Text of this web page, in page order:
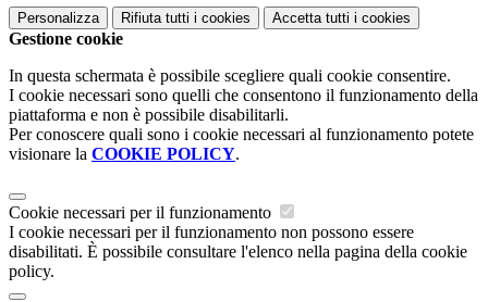
Personalizza Rifiuta tutti i cookies Accetta tutti i cookies
Gestione cookie
In questa schermata è possibile scegliere quali cookie consentire.
I cookie necessari sono quelli che consentono il funzionamento della
piattaforma e non è possibile disabilitarli.
Per conoscere quali sono i cookie necessari al funzionamento potete
visionare la COOKIE POLICY.
Cookie necessari per il funzionamento
I cookie necessari per il funzionamento non possono essere
disabilitati. È possibile consultare l'elenco nella pagina della cookie
policy.